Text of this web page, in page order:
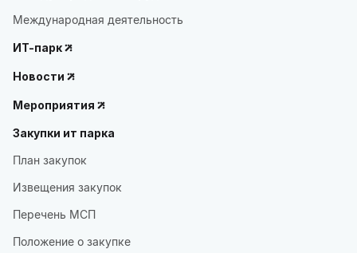
Международная деятельность
ИТ-парк
Новости
Мероприятия
Закупки ит парка
План закупок
Извещения закупок
Перечень МСП
Положение о закупке